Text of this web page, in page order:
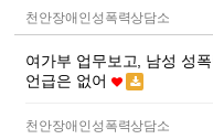
천안장애인성폭력상담소
여가부 업무보고, 남성 성
언급은 없어
천안장애인성폭력상담소